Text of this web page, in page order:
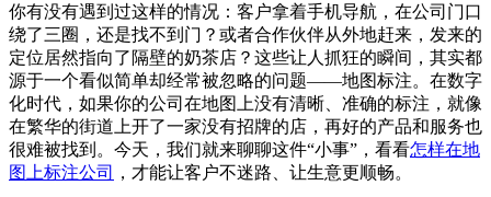
你有没有遇到过这样的情况：客户拿着手机导航，在公司门口
绕了三圈，还是找不到门？或者合作伙伴从外地赶来，发来的
定位居然指向了隔壁的奶茶店？这些让人抓狂的瞬间，其实都
源于一个看似简单却经常被忽略的问题——地图标注。在数字
化时代，如果你的公司在地图上没有清晰、准确的标注，就像
在繁华的街道上开了一家没有招牌的店，再好的产品和服务也
很难被找到。今天，我们就来聊聊这件“小事”，看看怎样在地
图上标注公司
，才能让客户不迷路、让生意更顺畅。